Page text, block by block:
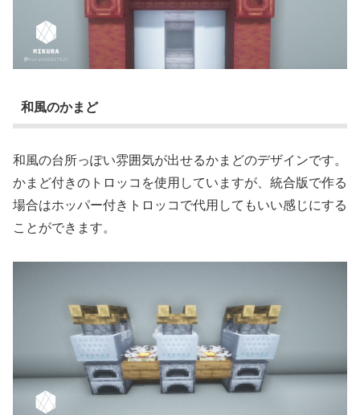
和風のかまど
和風の台所っぽい雰囲気が出せるかまどのデザインです。
かまど付きのトロッコを使用していますが、統合版で作る
場合はホッパー付きトロッコで代用してもいい感じにする
ことができます。